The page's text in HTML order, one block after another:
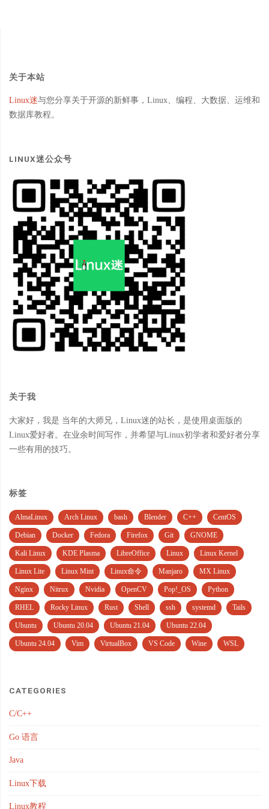
关于本站
Linux迷与您分享关于开源的新鲜事，Linux、编程、大数据、运维和
数据库教程。
LINUX迷公众号
关于我
大家好，我是 当年的大师兄，Linux迷的站长，是使用桌面版的
Linux爱好者。在业余时间写作，并希望与Linux初学者和爱好者分享
一些有用的技巧。
标签
AlmaLinux Arch Linux bash Blender C++ CentOS
Debian Docker Fedora Firefox Git GNOME
Kali Linux KDE Plasma LibreOffice Linux Linux Kernel
Linux Lite Linux Mint Linux命令 Manjaro MX Linux
Nginx Nitrux Nvidia OpenCV Pop!_OS Python
RHEL Rocky Linux Rust Shell ssh systemd Tails
Ubuntu Ubuntu 20.04 Ubuntu 21.04 Ubuntu 22.04
Ubuntu 24.04 Vim VirtualBox VS Code Wine WSL
CATEGORIES
C/C++
Go 语言
Java
Linux下载
Linux教程